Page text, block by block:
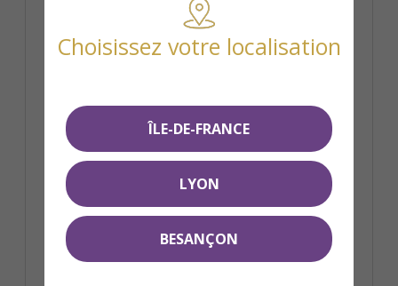
Appartements neufs au centre-
ville de Besançon
Résidence Le Cours Saint-Amour : Une situation
idéale au centre-ville de Besançon
A deux pas du square Saint-Amour…
Choisissez votre localisation
ÎLE-DE-FRANCE
LYON
BESANÇON